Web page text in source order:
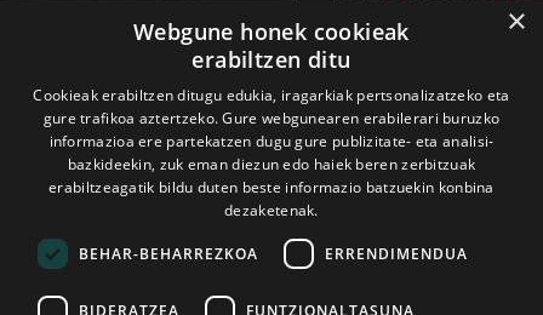
×
Webgune honek cookieak
erabiltzen ditu
Cookieak erabiltzen ditugu edukia, iragarkiak pertsonalizatzeko eta
gure trafikoa aztertzeko. Gure webgunearen erabilerari buruzko
informazioa ere partekatzen dugu gure publizitate- eta analisi-
bazkideekin, zuk eman diezun edo haiek beren zerbitzuak
erabiltzeagatik bildu duten beste informazio batzuekin konbina
dezaketenak.
BEHAR-BEHARREZKOA ERRENDIMENDUA
BIDERATZEA FUNTZIONALTASUNA